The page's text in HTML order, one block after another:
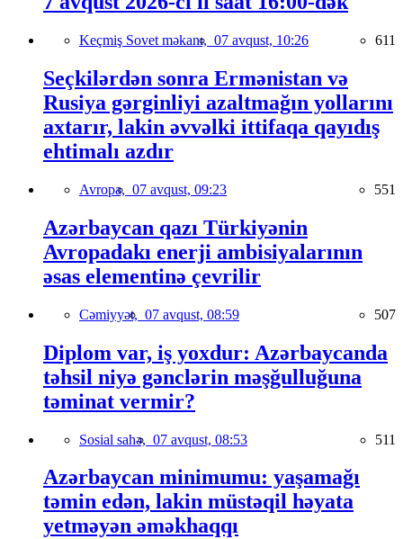
Keçmiş Sovet məkanı, 07 avqust, 10:26 611
Seçkilərdən sonra Ermənistan və
Rusiya gərginliyi azaltmağın yollarını
axtarır, lakin əvvəlki ittifaqa qayıdış
ehtimalı azdır
Avropa, 07 avqust, 09:23 551
Azərbaycan qazı Türkiyənin
Avropadakı enerji ambisiyalarının
əsas elementinə çevrilir
Cəmiyyət, 07 avqust, 08:59 507
Diplom var, iş yoxdur: Azərbaycanda
təhsil niyə gənclərin məşğulluğuna
təminat vermir?
Sosial sahə, 07 avqust, 08:53 511
Azərbaycan minimumu: yaşamağı
təmin edən, lakin müstəqil həyata
yetməyən əməkhaqqı